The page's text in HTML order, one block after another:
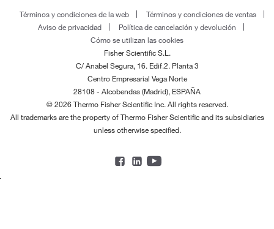
Términos y condiciones de la web
Términos y condiciones de ventas
Aviso de privacidad
Política de cancelación y devolución
Cómo se utilizan las cookies
Fisher Scientific S.L.
C/ Anabel Segura, 16. Edif.2. Planta 3
Centro Empresarial Vega Norte
28108 - Alcobendas (Madrid), ESPAÑA
© 2026 Thermo Fisher Scientific Inc. All rights reserved.
All trademarks are the property of Thermo Fisher Scientific and its subsidiaries
unless otherwise specified.